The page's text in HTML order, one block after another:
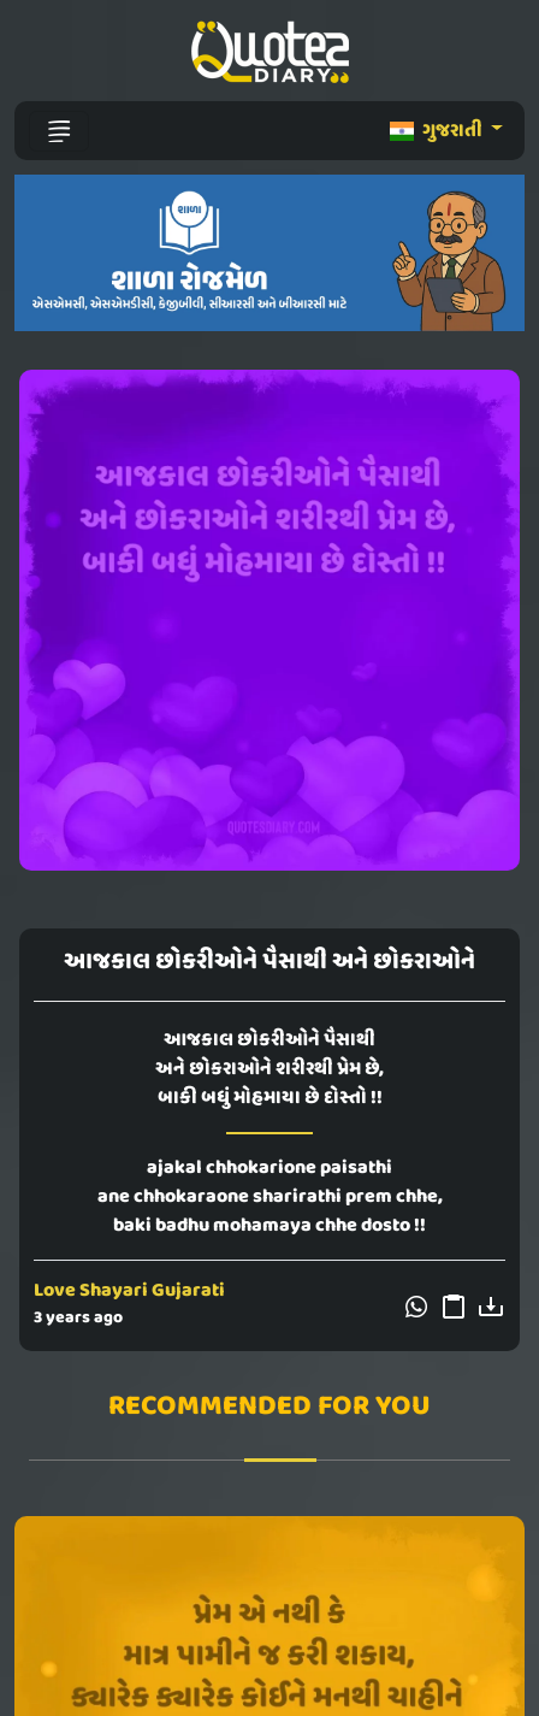
ગુજરાતી
આજકાલ છોકરીઓને પૈસાથી અને છોકરાઓને
આજકાલ છોકરીઓને પૈસાથી
અને છોકરાઓને શરીરથી પ્રેમ છે,
બાકી બધું મોહમાયા છે દોસ્તો !!
ajakal chhokarione paisathi
ane chhokaraone sharirathi prem chhe,
baki badhu mohamaya chhe dosto !!
Love Shayari Gujarati
3 years ago
RECOMMENDED FOR YOU